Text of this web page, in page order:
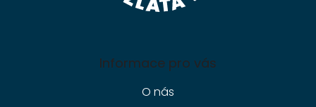
Informace pro vás
O nás